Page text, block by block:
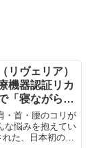
リヴェリア）
機器認証リカ
「寝ながら」
改善する新発
・首・腰のコリが
な悩みを抱えてい
た、日本初の医